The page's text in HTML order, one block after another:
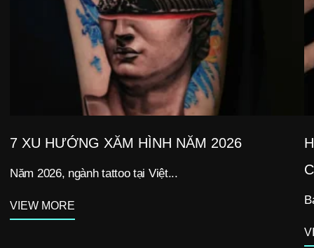
7 XU HƯỚNG XĂM HÌNH NĂM 2026
Năm 2026, ngành tattoo tại Việt...
VIEW MORE